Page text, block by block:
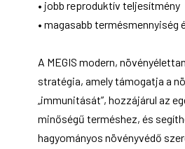
• jobb reproduktív teljesítmény
• magasabb termésmennyiség
A MEGIS modern,
stratégia, amely támogatja a
„immunitását”, hozzájárul az
minőségű terméshez, és
hagyományos növényvédő